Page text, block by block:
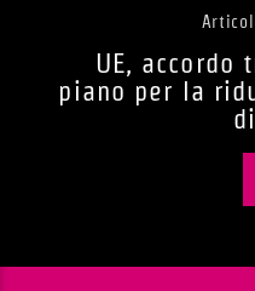
UE, accordo
piano per la